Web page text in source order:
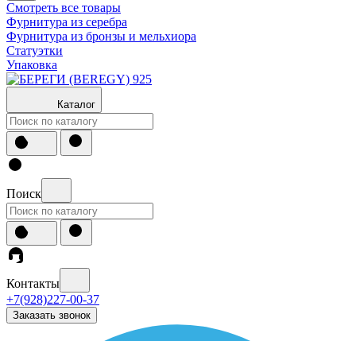
Смотреть все товары
Фурнитура из серебра
Фурнитура из бронзы и мельхиора
Статуэтки
Упаковка
Каталог
Поиск
Контакты
+7(928)227-00-37
Заказать звонок